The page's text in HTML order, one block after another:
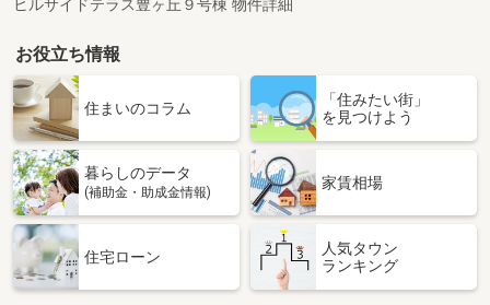
ヒルサイドテラス豊ヶ丘９号棟 物件詳細
お役立ち情報
住まいのコラム
「住みたい街」
を見つけよう
暮らしのデータ
(補助金・助成金情報)
家賃相場
住宅ローン
人気タウン
ランキング